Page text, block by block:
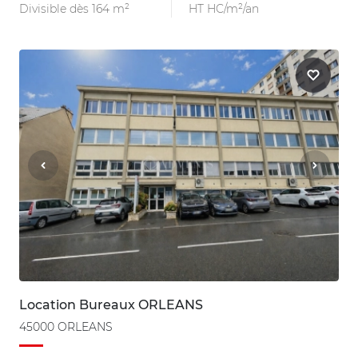
Divisible dès 164 m² HT HC/m²/an
Location Bureaux ORLEANS
45000 ORLEANS